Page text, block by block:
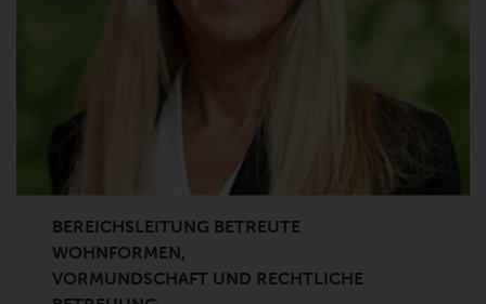
BEREICHSLEITUNG BETREUTE
WOHNFORMEN,
VORMUNDSCHAFT UND RECHTLICHE